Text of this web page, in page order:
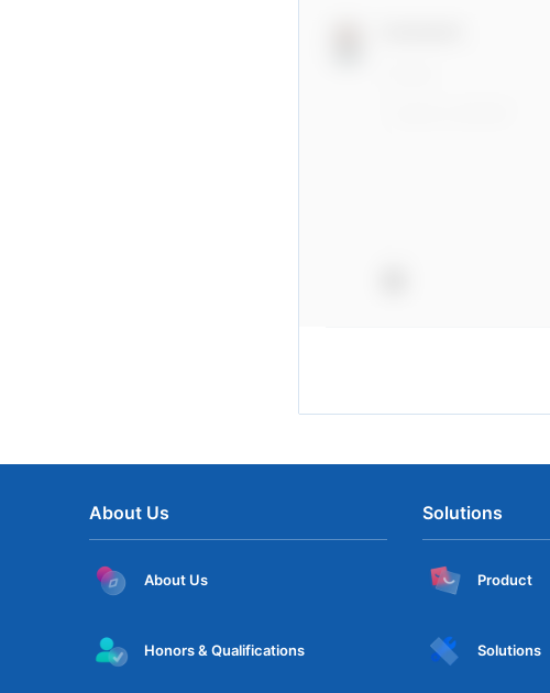
About Us
About Us
Honors & Qualifications
Solutions
Product
Solutions